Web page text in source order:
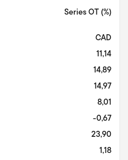
Series OT (%)
CAD
11,14
14,89
14,97
8,01
-0,67
23,90
1,18